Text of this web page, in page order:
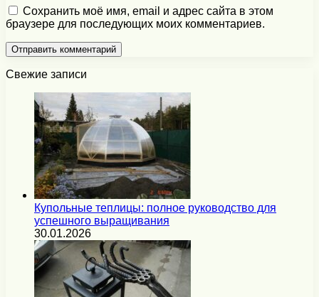
Сохранить моё имя, email и адрес сайта в этом
браузере для последующих моих комментариев.
Свежие записи
Купольные теплицы: полное руководство для
успешного выращивания
30.01.2026